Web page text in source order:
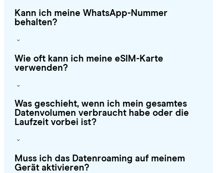
Kann ich meine WhatsApp-Nummer
behalten?
Wie oft kann ich meine eSIM-Karte
verwenden?
Was geschieht, wenn ich mein gesamtes
Datenvolumen verbraucht habe oder die
Laufzeit vorbei ist?
Muss ich das Datenroaming auf meinem
Gerät aktivieren?